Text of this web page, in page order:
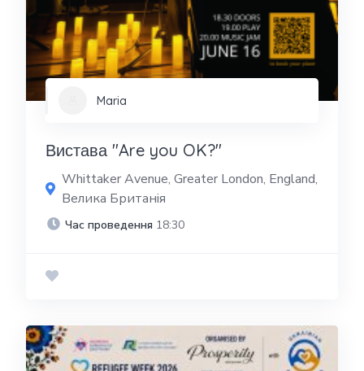
Maria
Вистава "Are you OK?"
Whittaker Avenue, Greater London, England,
Велика Британія
Час проведення 18:30